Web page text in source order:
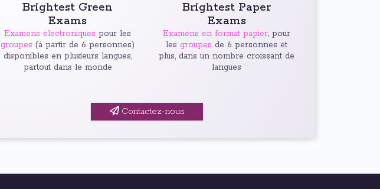
Brightest Green
Exams
Examens électroniques pour les
groupes (à partir de 6 personnes)
disponibles en plusieurs langues,
partout dans le monde
Brightest Paper
Exams
Examens en format papier, pour
lesgroupes de 6 personnes et
plus, dans un nombre croissant de
langues
Contactez-nous